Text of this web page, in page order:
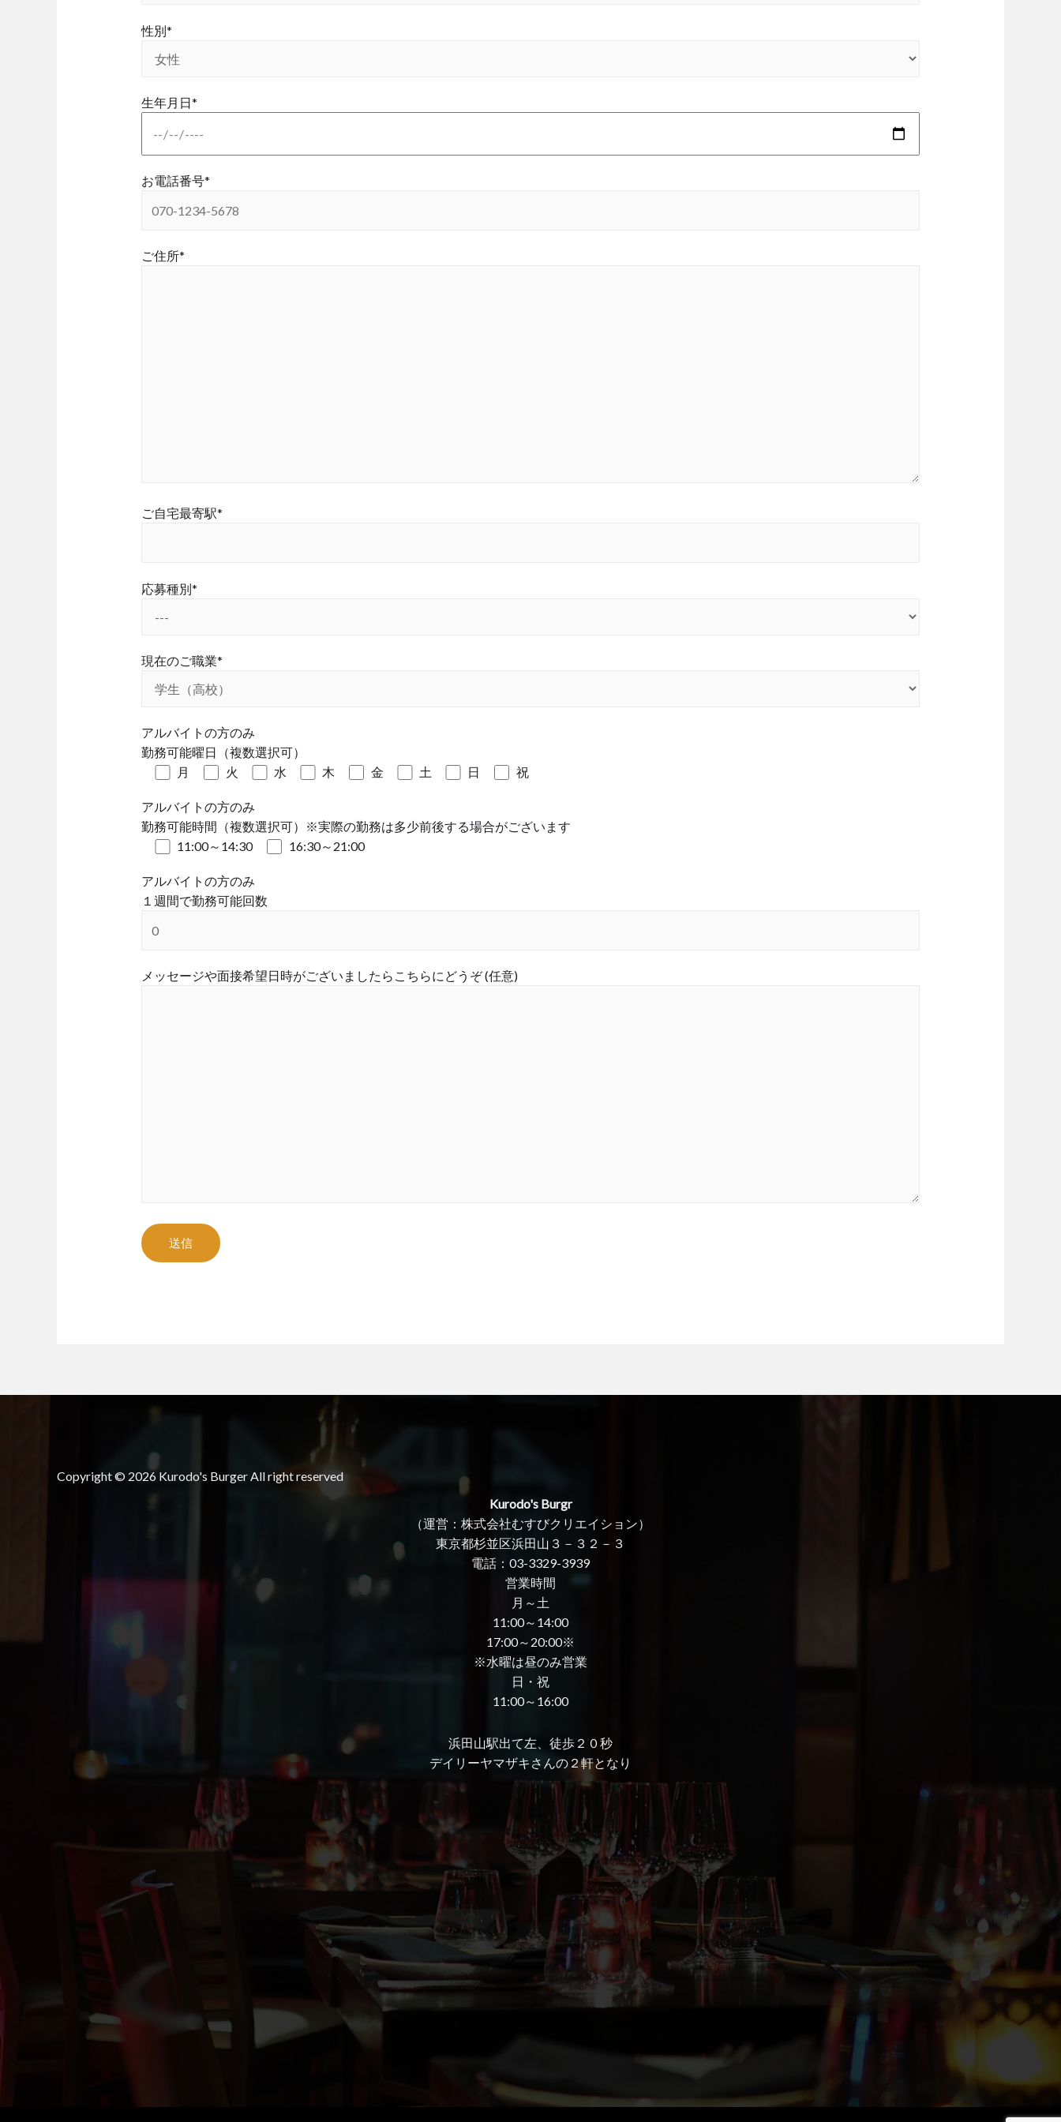
性別*
生年月日*
お電話番号*
ご住所*
ご自宅最寄駅*
応募種別*
現在のご職業*
アルバイトの方のみ
勤務可能曜日（複数選択可）
月
火 水 木 金 土 日 祝
アルバイトの方のみ
勤務可能時間（複数選択可）※実際の勤務は多少前後する場合がございます
11:00～14:30
16:30～21:00
アルバイトの方のみ
１週間で勤務可能回数
メッセージや面接希望日時がございましたらこちらにどうぞ (任意)
Copyright © 2026 Kurodo's Burger All right reserved
Kurodo's Burgr
（運営：株式会社むすびクリエイション）
東京都杉並区浜田山３－３２－３
電話：03-3329-3939
営業時間
月～土
11:00～14:00
17:00～20:00※
※水曜は昼のみ営業
日・祝
11:00～16:00
浜田山駅出て左、徒歩２０秒
デイリーヤマザキさんの２軒となり